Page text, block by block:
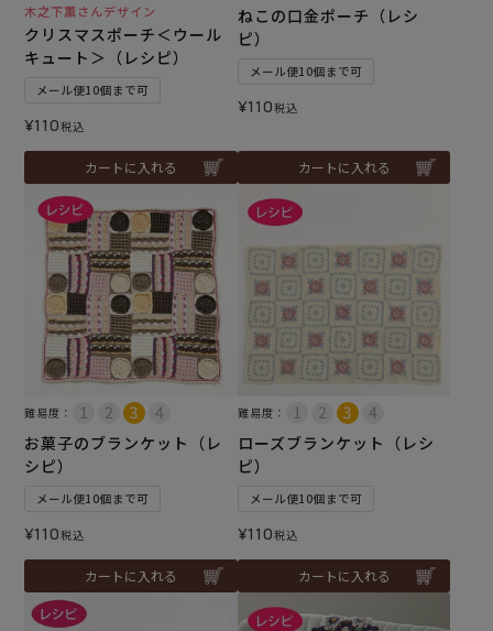
木之下薫さんデザイン
クリスマスポーチ＜ウール
キュート＞（レシピ）
メール便10個まで可
¥110税込
カートに入れる
ねこの口金ポーチ（レシ
ピ）
メール便10個まで可
¥110税込
カートに入れる
難易度：
お菓子のブランケット（レ
シピ）
メール便10個まで可
¥110税込
カートに入れる
難易度：
ローズブランケット（レシ
ピ）
メール便10個まで可
¥110税込
カートに入れる